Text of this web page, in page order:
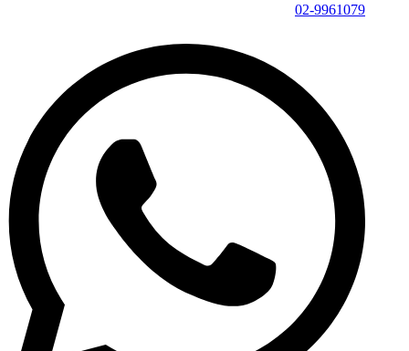
02-9961079